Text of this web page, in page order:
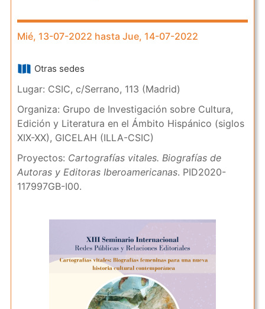
Mié, 13-07-2022 hasta Jue, 14-07-2022
Otras sedes
Lugar: CSIC, c/Serrano, 113 (Madrid)
Organiza: Grupo de Investigación sobre Cultura,
Edición y Literatura en el Ámbito Hispánico (siglos
XIX-XX), GICELAH (ILLA-CSIC)
Proyectos: Cartografías vitales. Biografías de
Autoras y Editoras Iberoamericanas. PID2020-
117997GB-I00.